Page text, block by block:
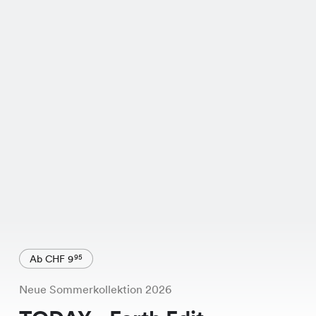
Ab CHF 995
Neue Sommerkollektion 2026